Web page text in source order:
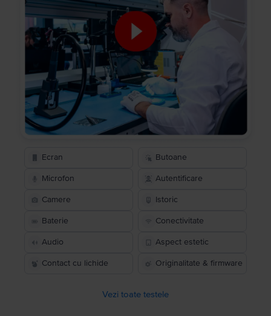
Ecran Butoane
Microfon Autentificare
Camere Istoric
Baterie Conectivitate
Audio Aspect estetic
Contact cu lichide Originalitate & firmware
Vezi toate testele